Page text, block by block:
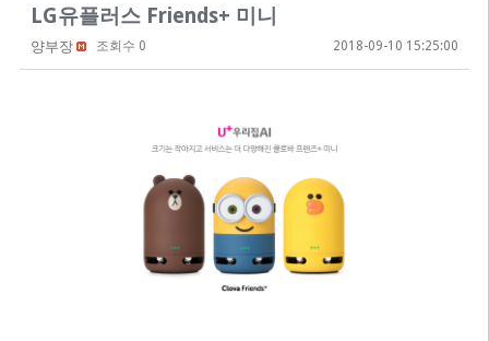
LG유플러스 Friends+ 미니
양부장 조회수 0 2018-09-10 15:25:00